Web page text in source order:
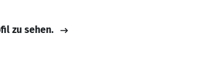
zu sehen.